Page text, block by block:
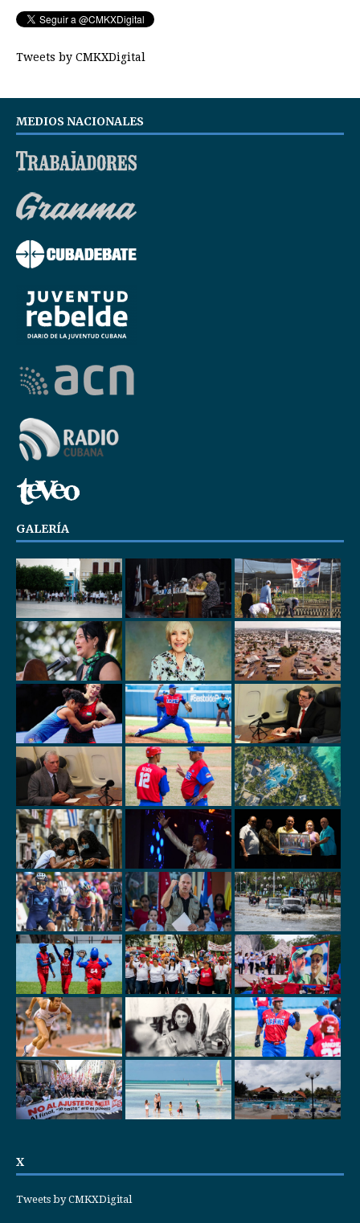
Tweets by CMKXDigital
MEDIOS NACIONALES
GALERÍA
X
Tweets by CMKXDigital